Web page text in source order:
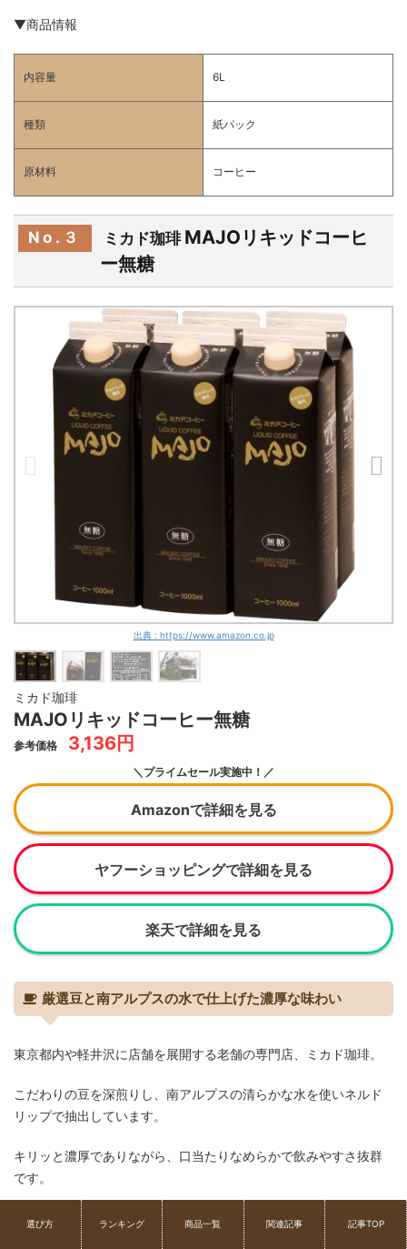
▼商品情報
内容量 6L
種類 紙パック
原材料 コーヒー
No.３ ミカド珈琲 MAJOリキッドコーヒ
ー無糖
出典 : https://www.amazon.co.jp
ミカド珈琲
MAJOリキッドコーヒー無糖
参考価格 3,136円
＼プライムセール実施中！／
Amazonで詳細を見る
ヤフーショッピングで詳細を見る
楽天で詳細を見る
厳選豆と南アルプスの水で仕上げた濃厚な味わい
東京都内や軽井沢に店舗を展開する老舗の専門店、ミカド珈琲。
こだわりの豆を深煎りし、南アルプスの清らかな水を使いネルド
リップで抽出しています。
キリッと濃厚でありながら、口当たりなめらかで飲みやすさ抜群
です。
お店で飲むようなまろやかでコク深いアイスコーヒーを、グラス
に注ぐだけで簡単に楽しめますよ。
選び方 ランキング 商品一覧 関連記事 記事TOP